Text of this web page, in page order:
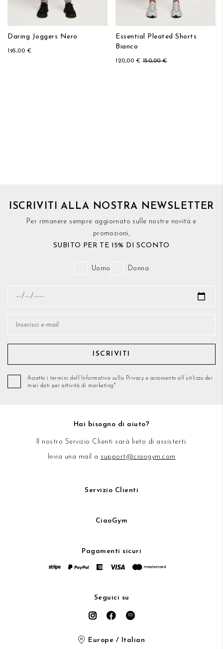
Daring Joggers Nero
195,00 €
Essential Pleated Shorts
Bianco
120,00 € 150,00 €
ISCRIVITI ALLA NOSTRA NEWSLETTER
Per rimanere sempre aggiornato sulle nostre novità e
promozioni,
SUBITO PER TE 15% DI SCONTO
Uomo Donna
ISCRIVITI
Accetto i termini dell’Informativa sulla Privacy e acconsento all’utilizzo dei
miei dati per attività di marketing*
Hai bisogno di aiuto?
Il nostro Servizio Clienti sarà lieto di assisterti.
Invia una mail a support@ciaogym.com
Servizio Clienti
CiaoGym
Pagamenti sicuri
Seguici su
Europe / Italian